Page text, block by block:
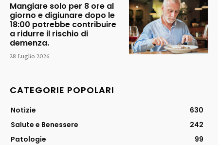
Mangiare solo per 8 ore al
giorno e digiunare dopo le
18:00 potrebbe contribuire
a ridurre il rischio di
demenza.
28 Luglio 2026
CATEGORIE POPOLARI
Notizie
630
Salute e Benessere
242
Patologie
99